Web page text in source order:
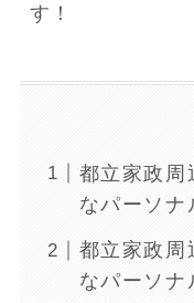
す！
都立家政周
なパーソナ
都立家政周
なパーソナ